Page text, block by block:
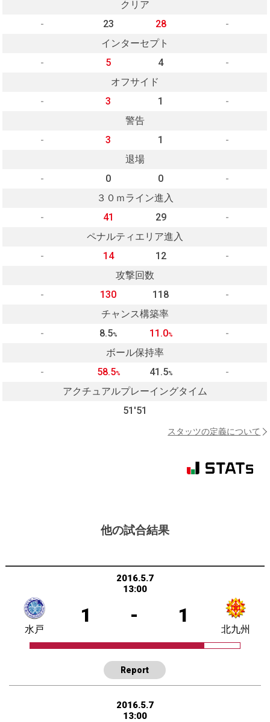
クリア
-
23 28
-
インターセプト
-
5 4
-
オフサイド
-
3 1
-
警告
-
3 1
-
退場
-
0 0
-
３０ｍライン進入
-
41 29
-
ペナルティエリア進入
-
14 12
-
攻撃回数
-
130 118
-
チャンス構築率
-
8.5% 11.0%
-
ボール保持率
-
58.5% 41.5%
-
アクチュアルプレーイングタイム
51'51
スタッツの定義について
他の試合結果
2016.5.7
13:00
1 - 1
水戸 北九州
Report
2016.5.7
13:00